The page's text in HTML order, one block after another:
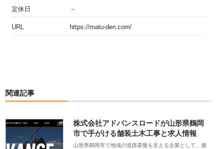
定休日 －
URL https://matu-den.com/
関連記事
株式会社アドバンスロードが山形県鶴岡
市で手がける舗装土木工事と求人情報
山形県鶴岡市で地域の道路基盤を支える企業として、舗